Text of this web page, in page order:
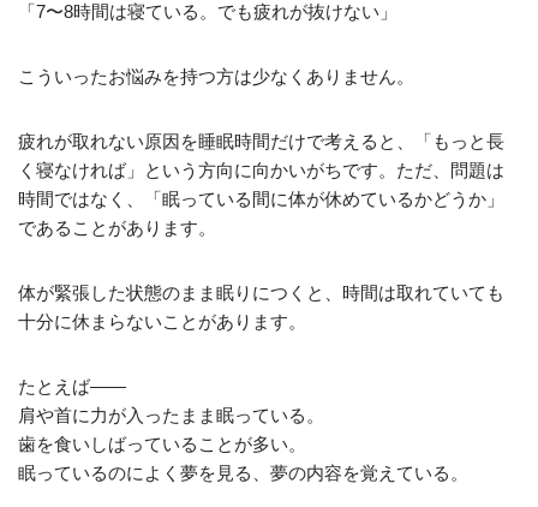
「7〜8時間は寝ている。でも疲れが抜けない」
こういったお悩みを持つ方は少なくありません。
疲れが取れない原因を睡眠時間だけで考えると、「もっと長
く寝なければ」という方向に向かいがちです。ただ、問題は
時間ではなく、「眠っている間に体が休めているかどうか」
であることがあります。
体が緊張した状態のまま眠りにつくと、時間は取れていても
十分に休まらないことがあります。
たとえば——
肩や首に力が入ったまま眠っている。
歯を食いしばっていることが多い。
眠っているのによく夢を見る、夢の内容を覚えている。